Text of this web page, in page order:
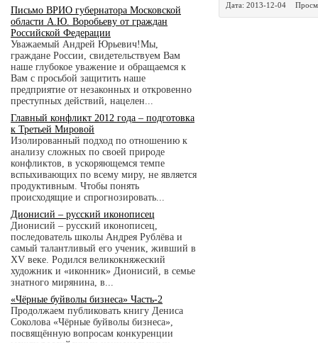
Письмо ВРИО губернатора Московской
области А.Ю. Воробьеву от граждан
Российской Федерации
Уважаемый Андрей Юрьевич!Мы,
граждане России, свидетельствуем Вам
наше глубокое уважение и обращаемся к
Вам с просьбой защитить наше
предприятие от незаконных и откровенно
преступных действий, нацелен...
Главный конфликт 2012 года – подготовка
к Третьей Мировой
Изолированный подход по отношению к
анализу сложных по своей природе
конфликтов, в ускоряющемся темпе
вспыхивающих по всему миру, не является
продуктивным. Чтобы понять
происходящие и спрогнозировать...
Дионисий – русский иконописец
Дионисий – русский иконописец,
последователь школы Андрея Рублёва и
самый талантливый его ученик, живший в
XV веке. Родился великокняжеский
художник и «иконник» Дионисий, в семье
знатного мирянина, в...
«Чёрные буйволы бизнеса» Часть-2
Продолжаем публиковать книгу Дениса
Соколова «Чёрные буйволы бизнеса»,
посвящённую вопросам конкуренции
Дата: 2013-12-04